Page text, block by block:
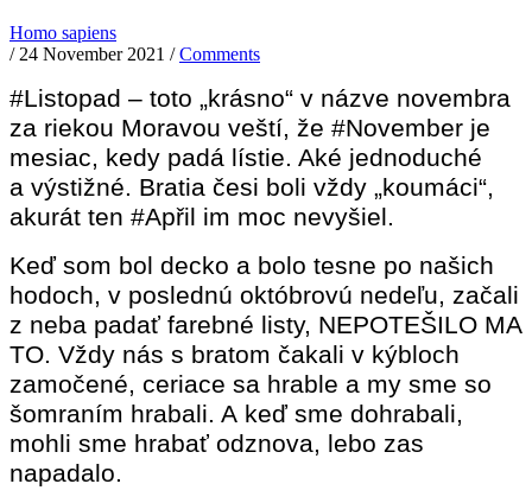
Homo sapiens
/24 November 2021 /Comments
#Listopad – toto „krásno“ v názve novembra
za riekou Moravou veští, že #November je
mesiac, kedy padá lístie. Aké jednoduché
a výstižné. Bratia česi boli vždy „koumáci“,
akurát ten #Apřil im moc nevyšiel.
Keď som bol decko a bolo tesne po našich
hodoch, v poslednú októbrovú nedeľu, začali
z neba padať farebné listy, NEPOTEŠILO MA
TO. Vždy nás s bratom čakali v kýbloch
zamočené, ceriace sa hrable a my sme so
šomraním hrabali. A keď sme dohrabali,
mohli sme hrabať odznova, lebo zas
napadalo.